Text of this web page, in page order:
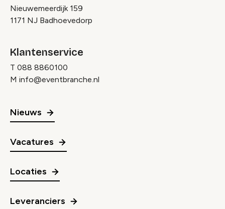
Nieuwemeerdijk 159
1171 NJ Badhoevedorp
Klantenservice
T 088 8860100
M info@eventbranche.nl
Nieuws
Vacatures
Locaties
Leveranciers